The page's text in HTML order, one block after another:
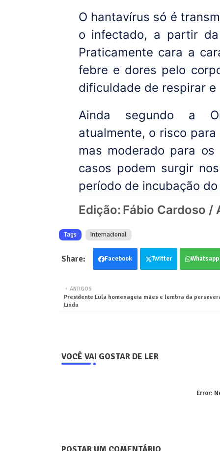
O hantavírus só é
o infectado, a partir
Praticamente cara a
febre e dores pelo
dificuldade de respirar e
Ainda segundo a
atualmente, o risco
mas moderado para
casos podem surgir
período de incubação
Edição: Fábio Cardoso /
Tags Internacional
Facebook Twitter Whatsapp
ANTIGOS
Presidente Lula homenageia mães e lembra da
Lindu
VOCÊ VAI GOSTAR DE LER
Error: